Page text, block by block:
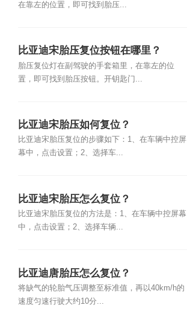
在靠左的位置，即可找到胎压...
比亚迪宋胎压复位按钮在哪里？
胎压复位灯在副驾驶的手套箱里，在靠左的位
置，即可找到胎压按钮。开钥匙门...
比亚迪宋胎压如何复位？
比亚迪宋胎压复位的步骤如下：1、在车辆中控屏
幕中，点击设置；2、选择车...
比亚迪宋胎压怎么复位？
比亚迪宋胎压复位的方法是：1、在车辆中控屏幕
中，点击设置；2、选择车辆...
比亚迪唐胎压怎么复位？
将缺气的轮胎气压调整至标准值，再以40km/h的
速度匀速行驶大约10分...